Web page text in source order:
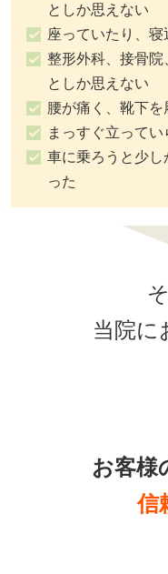
としか思えない
座っていたり、
整形外科、接骨
としか思えない
腰が痛く、靴下
まっすぐ立ってい
車に乗ろうと少し
った
当院に
お客様
信